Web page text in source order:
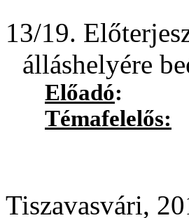
13/19.
álláshelyére
Előadó: Dr.
Témafelelős:
Tiszavasvári,